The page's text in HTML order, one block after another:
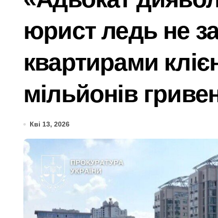
Дивовижне порятунок:
Від навчального закладу до
Психіатра з Київщини спіймали на
Більше 1,3 млн набоїв та 2500
Ремонт тормозной системы
Від 27 до 41 градуса: який вид
Послуги митного брокера як частина
У Києві колишньому директору
Київщина пережила сплеск
юрист ледь не
квартирами
мільйонів
Кві 13, 2026